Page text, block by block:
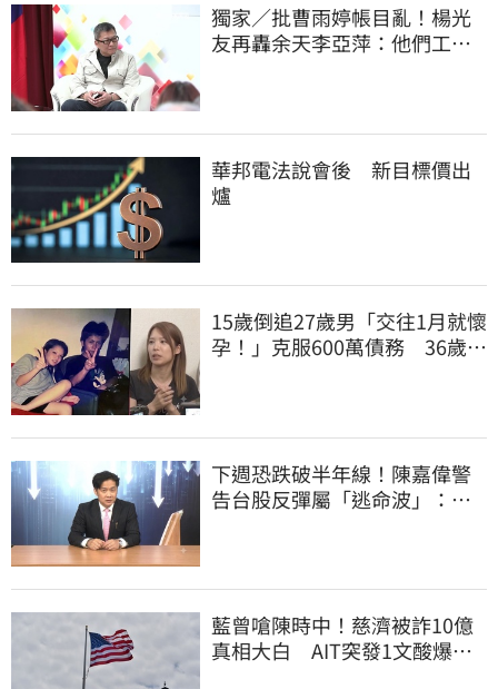
獨家／批曹雨婷帳目亂！楊光
友再轟余天李亞萍：他們工會
華邦電法說會後 新目標價出
爐
15歲倒追27歲男「交往1月就懷
孕！」克服600萬債務 36歲美
下週恐跌破半年線！陳嘉偉警
告台股反彈屬「逃命波」：空
藍曾嗆陳時中！慈濟被詐10億
真相大白 AIT突發1文酸爆…